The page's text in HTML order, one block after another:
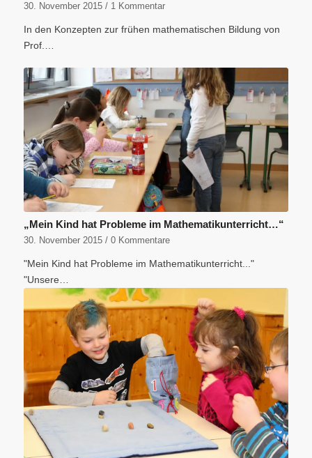
30. November 2015 / 1 Kommentar
In den Konzepten zur frühen mathematischen Bildung von
Prof.…
„Mein Kind hat Probleme im Mathematikunterricht…“
30. November 2015 / 0 Kommentare
"Mein Kind hat Probleme im Mathematikunterricht..."
"Unsere…